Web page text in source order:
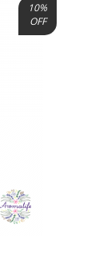
10%
OFF